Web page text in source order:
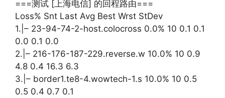
===测试 [上海电信] 的回程路由===
Loss% Snt Last Avg Best Wrst StDev
1.|– 23-94-74-2-host.colocross 0.0% 10 0.1 0.1
0.0 0.1 0.0
2.|– 216-176-187-229.reverse.w 10.0% 10 0.9
4.8 0.4 16.3 6.3
3.|– border1.te8-4.wowtech-1.s 10.0% 10 0.5
0.5 0.4 0.7 0.1